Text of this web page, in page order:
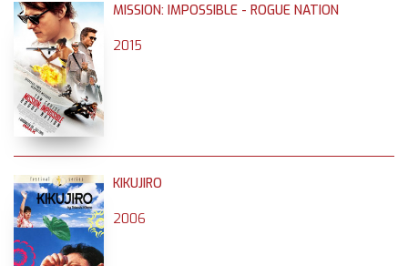
MISSION: IMPOSSIBLE - ROGUE NATION
2015
KIKUJIRO
2006